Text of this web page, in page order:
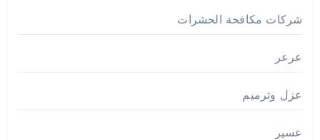
شركات مكافحة الحشرات
عرعر
عزل وترميم
عسير